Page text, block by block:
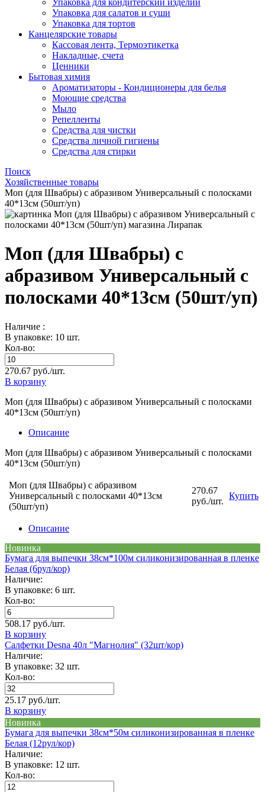
Упаковка для кондитерский изделий
Упаковка для салатов и суши
Упаковка для тортов
Канцелярские товары
Кассовая лента, Термоэтикетка
Накладные, счета
Ценники
Бытовая химия
Ароматизаторы - Кондиционеры для белья
Моющие средства
Мыло
Репелленты
Средства для чистки
Средства личной гигиены
Средства для стирки
Поиск
Хозяйственные товары
Моп (для Швабры) с абразивом Универсальный с полосками
40*13см (50шт/уп)
Моп (для Швабры) с
абразивом Универсальный с
полосками 40*13см (50шт/уп)
Наличие :
В упаковке: 10 шт.
Кол-во:
270.67 руб./шт.
В корзину
Моп (для Швабры) с абразивом Универсальный с полосками
40*13см (50шт/уп)
Описание
Моп (для Швабры) с абразивом Универсальный с полосками
40*13см (50шт/уп)
Моп (для Швабры) с абразивом
Универсальный с полосками 40*13см
(50шт/уп)
270.67
руб./шт.
Купить
Описание
Новинка
Бумага для выпечки 38см*100м силиконизированная в пленке
Белая (6рул/кор)
Наличие:
В упаковке: 6 шт.
Кол-во:
508.17 руб./шт.
В корзину
Салфетки Desna 40л "Магнолия" (32шт/кор)
Наличие:
В упаковке: 32 шт.
Кол-во:
25.17 руб./шт.
В корзину
Новинка
Бумага для выпечки 38см*50м силиконизированная в пленке
Белая (12рул/кор)
Наличие:
В упаковке: 12 шт.
Кол-во: